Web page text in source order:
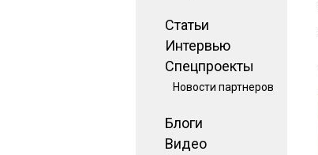
Статьи
Интервью
Спецпроекты
Новости партнеров
Блоги
Видео